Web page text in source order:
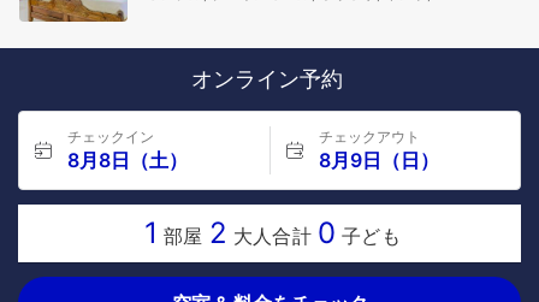
オンライン予約
チェックイン
8月8日（土）
チェックアウト
8月9日（日）
1 部屋 2 大人合計 0 子ども